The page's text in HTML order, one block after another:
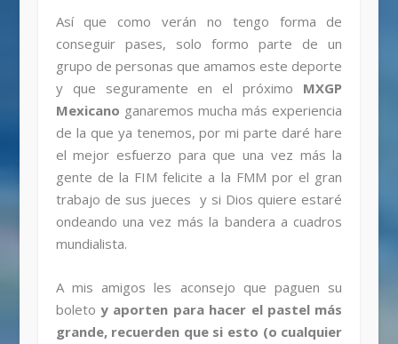
Así que como verán no tengo forma de
conseguir pases, solo formo parte de un
grupo de personas que amamos este deporte
y que seguramente en el próximo MXGP
Mexicano ganaremos mucha más experiencia
de la que ya tenemos, por mi parte daré hare
el mejor esfuerzo para que una vez más la
gente de la FIM felicite a la FMM por el gran
trabajo de sus jueces y si Dios quiere estaré
ondeando una vez más la bandera a cuadros
mundialista.
A mis amigos les aconsejo que paguen su
boleto y aporten para hacer el pastel más
grande, recuerden que si esto (o cualquier